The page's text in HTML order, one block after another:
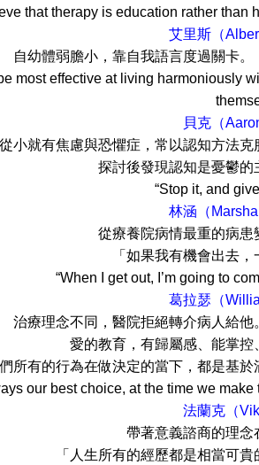
that therapy is education rather than
艾里斯（
自我語言度過關卡。「要與別
most effective at living harmoniously
貝克（
症，常以認知方法克服。接受
是憂鬱的主因。「停！
give yourself a
林涵（
重的病患變為心理諮商
出去，一定要想辦法
I’m going to come back
葛拉瑟（
院拒絕轉介病人給他。為了生
屬感、能掌控、自由、快樂
做決定的當下，都是基於滿足上
our best choice, at the time we
法蘭克（
的理念在集中營度過三
都是相當可貴的，它無法被